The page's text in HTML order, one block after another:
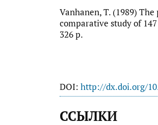
Vanhanen, T. (1989)
comparative study of
326 р.
DOI: http://dx.doi.org/
ССЫЛКИ